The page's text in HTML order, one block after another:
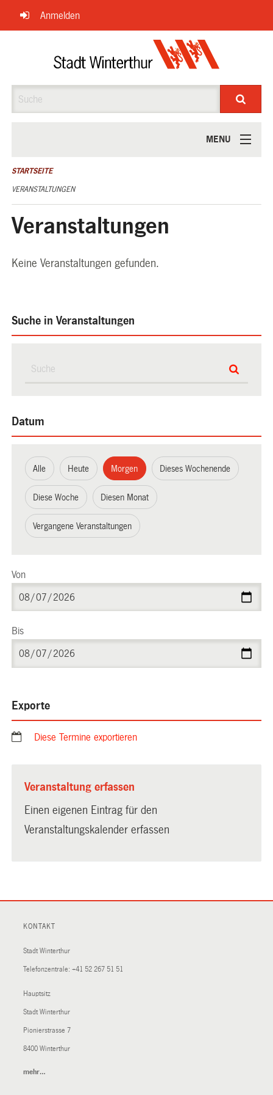
Navigation
überspringen
Anmelden
MENU
ÜBER UNS
STARTSEITE
VERANSTALTUNGEN
Veranstaltungen
Keine Veranstaltungen gefunden.
Suche in Veranstaltungen
Datum
Alle Heute Morgen Dieses Wochenende
Diese Woche Diesen Monat
Vergangene Veranstaltungen
Von
Bis
Exporte
Diese Termine exportieren
Veranstaltung erfassen
Einen eigenen Eintrag für den
Veranstaltungskalender erfassen
KONTAKT
Stadt Winterthur
Telefonzentrale: +41 52 267 51 51
Hauptsitz
Stadt Winterthur
Pionierstrasse 7
8400 Winterthur
mehr…